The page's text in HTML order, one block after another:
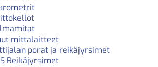
mittalaitteet
porat ja reikäjyrsimet
Reikäjyrsimet